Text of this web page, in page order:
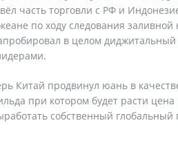
часть торговли с РФ и
по ходу следования
в целом диджитальный
Китай продвинул юань в
при котором будет расти цена
собственный глобальный